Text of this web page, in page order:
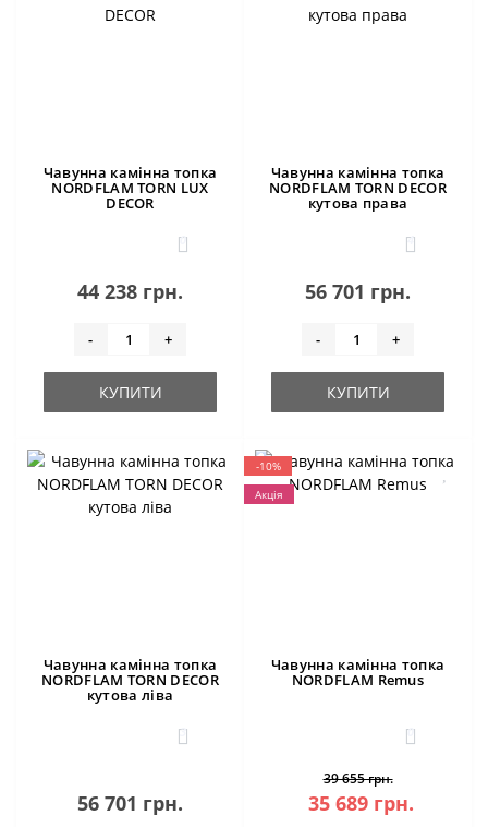
Чавунна камінна топка
NORDFLAM TORN LUX
DECOR
0
44 238 грн.
- +
КУПИТИ
Чавунна камінна топка
NORDFLAM TORN DECOR
кутова права
4
56 701 грн.
- +
КУПИТИ
Чавунна камінна топка
NORDFLAM TORN DECOR
кутова ліва
3
56 701 грн.
-10%
Акція
Чавунна камінна топка
NORDFLAM Remus
0
39 655 грн.
35 689 грн.